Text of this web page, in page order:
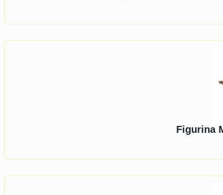
Figurina